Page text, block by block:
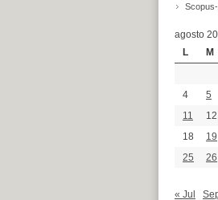
agosto
L
M
4
5
11
12
18
19
25
26
« Jul